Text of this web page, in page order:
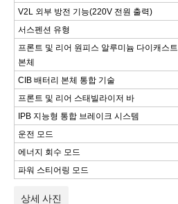
V2L 외부 방전 기능(220V 전원 출력)
서스펜션 유형
프론트 및 리어 원피스 알루미늄 다이캐스트
본체
CIB 배터리 본체 통합 기술
프론트 및 리어 스태빌라이저 바
IPB 지능형 통합 브레이크 시스템
운전 모드
에너지 회수 모드
파워 스티어링 모드
상세 사진